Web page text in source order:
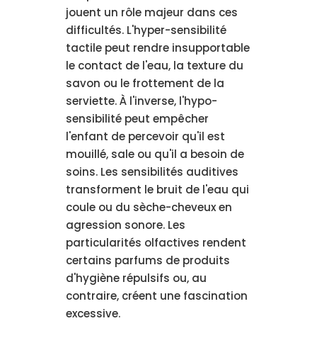
jouent un rôle majeur dans ces
difficultés. L'hyper-sensibilité
tactile peut rendre insupportable
le contact de l'eau, la texture du
savon ou le frottement de la
serviette. À l'inverse, l'hypo-
sensibilité peut empêcher
l'enfant de percevoir qu'il est
mouillé, sale ou qu'il a besoin de
soins. Les sensibilités auditives
transforment le bruit de l'eau qui
coule ou du sèche-cheveux en
agression sonore. Les
particularités olfactives rendent
certains parfums de produits
d'hygiène répulsifs ou, au
contraire, créent une fascination
excessive.